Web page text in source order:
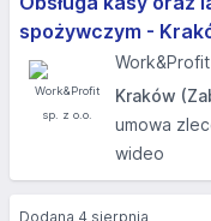
spożywczym -
Kraków
umowa
wideo
Dodana 4 sierpnia